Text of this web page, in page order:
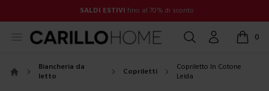
SALDI ESTIVI fino al 70% di sconto
Open menu Cerca Account 0
items
Biancheria da
letto
Copriletti
Copriletto In Cotone
Leida